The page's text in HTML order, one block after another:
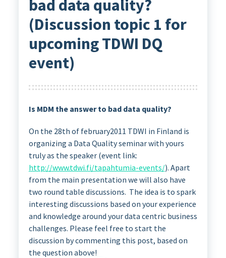
bad data quality?
(Discussion topic 1 for
upcoming TDWI DQ
event)
Is MDM the answer to bad data quality?
On the 28th of february2011 TDWI in Finland is
organizing a Data Quality seminar with yours
truly as the speaker (event link:
http://www.tdwi.fi/tapahtumia-events/). Apart
from the main presentation we will also have
two round table discussions. The idea is to spark
interesting discussions based on your experience
and knowledge around your data centric business
challenges. Please feel free to start the
discussion by commenting this post, based on
the question above!